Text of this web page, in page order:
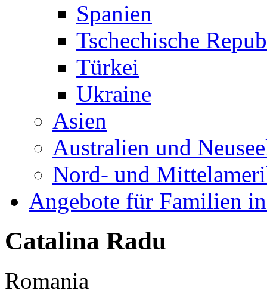
Spanien
Tschechische
Türkei
Ukraine
Asien
Australien und
Nord- und
Angebote für Familien
Catalina Radu
Romania